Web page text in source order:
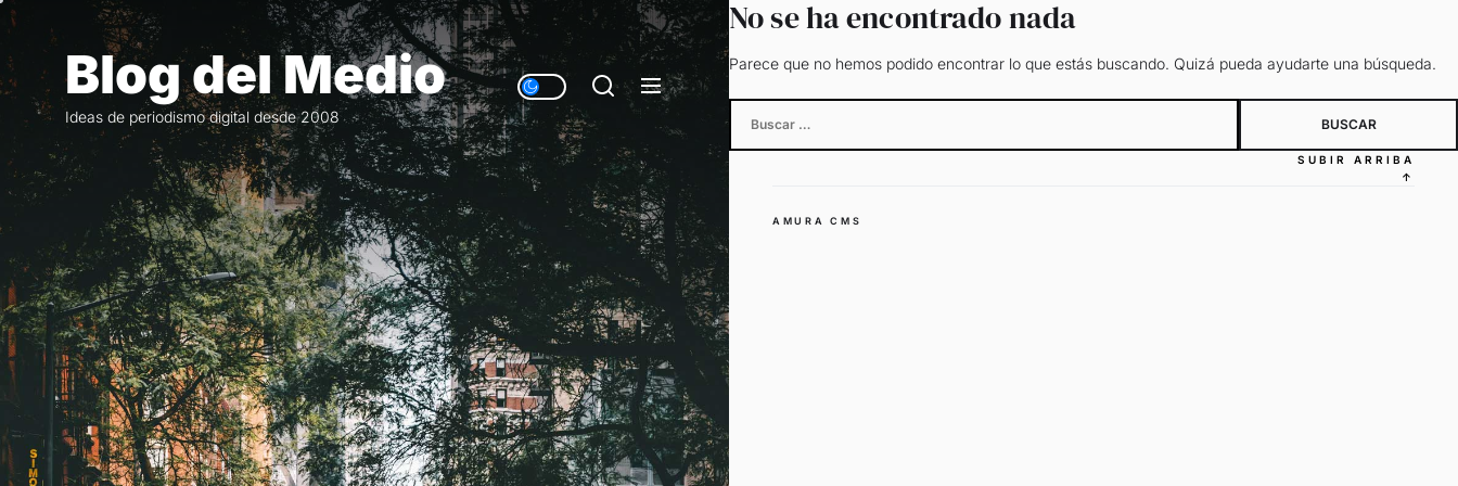
Saltar
contenidoBlog del Medio
Ideas de periodismo digital desde 2008
No se ha encontrado nada
Parece que no hemos podido encontrar lo que estás buscando. Quizá pueda ayudarte una búsqueda.
SUBIR ARRIBA
↑
AMURA CMS